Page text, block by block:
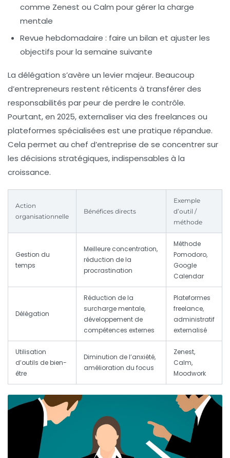
comme Zenest ou Calm pour gérer la charge
mentale
Revue hebdomadaire : faire un bilan et ajuster les
objectifs pour la semaine suivante
La délégation s’avère un levier majeur. Beaucoup
d’entrepreneurs restent réticents à transférer des
responsabilités par peur de perdre le contrôle.
Pourtant, en 2025, externaliser via des freelances ou
plateformes spécialisées est une pratique répandue.
Cela permet au chef d’entreprise de se concentrer sur
les décisions stratégiques, indispensables à la
croissance.
Action
organisationnelle
Bénéfices directs
Exemple
d’outil /
méthode
Gestion du
temps
Meilleure concentration,
réduction de la
procrastination
Méthode
Pomodoro,
Google
Calendar
Délégation
Réduction de la
surcharge mentale,
développement de
compétences externes
Plateformes
freelance,
administratif
externalisé
Utilisation
d’outils de bien-
être
Diminution de l’anxiété,
amélioration du focus
Zenest,
Calm,
Moodwork